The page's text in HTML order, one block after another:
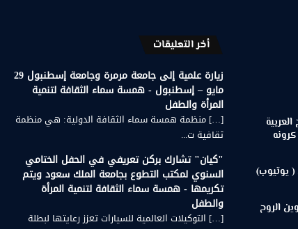
يوتيوب)
الروح
أخر التعليقات
زيارة علمية إلى جامعة مرمرة وجامعة إسطنبول 29
مايو – إسطنبول - همسة سماء الثقافة لتنمية
المرأة والطفل
[…] منظمة همسة سماء الثقافة الدولية: هي منظمة
ثقافية ت...
"كيان" تشارك بركن تعريفي في الحفل الختامي
السنوي لمكتب التطوع بجامعة الملك سعود ويتم
تكريمها - همسة سماء الثقافة لتنمية المرأة
والطفل
[…] التوكيلات العالمية للسيارات تعزز رعايتها لبطلة